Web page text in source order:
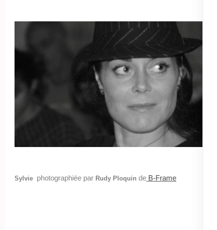
Sylvie photographiée par Rudy Ploquin de B-Frame